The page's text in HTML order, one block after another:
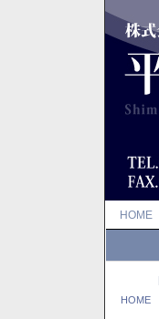
HOME
HOME